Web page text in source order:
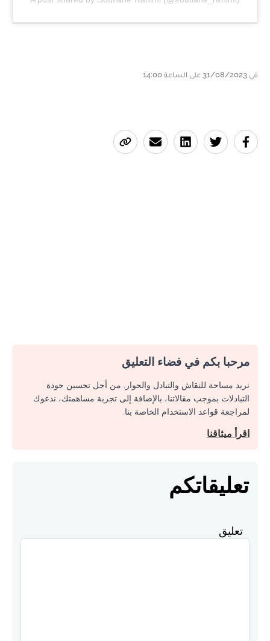
في 31/08/2023 على الساعة 14:00
مرحبا بكم في فضاء التعليق
نريد مساحة للنقاش والتبادل والحوار. من أجل تحسين جودة
التبادلات بموجب مقالاتنا، بالإضافة إلى تجربة مساهمتك، ندعوك
لمراجعة قواعد الاستخدام الخاصة بنا.
اقرأ ميثاقنا
تعليقاتكم
تعليق